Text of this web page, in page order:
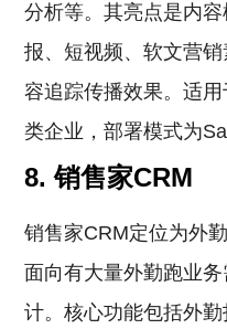
分析等。其亮点是内
报、短视频、软文营
容追踪传播效果。适
类企业，部署模式为
8. 销售家CRM
销售家CRM定位为外
面向有大量外勤跑业
计。核心功能包括外